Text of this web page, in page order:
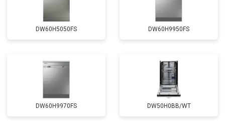
DW60H5050FS DW60H9950FS
DW60H9970FS DW50H0BB/WT